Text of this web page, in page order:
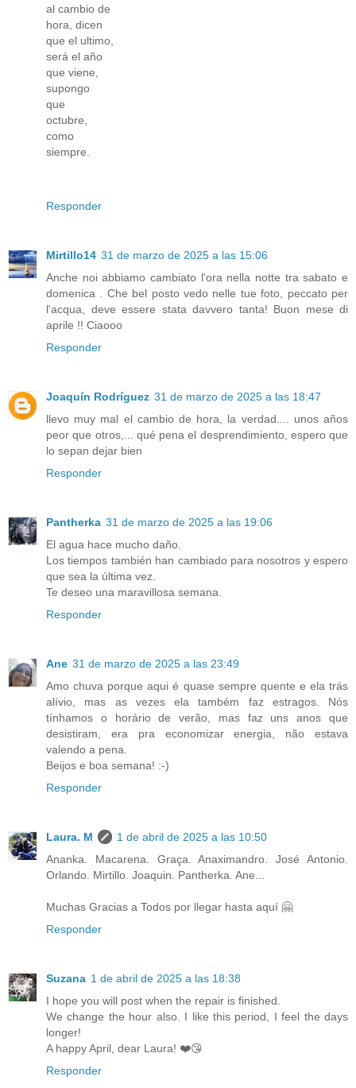
al cambio de
hora, dicen
que el ultimo,
será el año
que viene,
supongo
que
octubre,
como
siempre.
Responder
Mirtillo14 31 de marzo de 2025 a las 15:06
Anche noi abbiamo cambiato l'ora nella notte tra sabato e
domenica . Che bel posto vedo nelle tue foto, peccato per
l'acqua, deve essere stata davvero tanta! Buon mese di
aprile !! Ciaooo
Responder
Joaquín Rodríguez 31 de marzo de 2025 a las 18:47
llevo muy mal el cambio de hora, la verdad.... unos años
peor que otros,... qué pena el desprendimiento, espero que
lo sepan dejar bien
Responder
Pantherka 31 de marzo de 2025 a las 19:06
El agua hace mucho daño.
Los tiempos también han cambiado para nosotros y espero
que sea la última vez.
Te deseo una maravillosa semana.
Responder
Ane 31 de marzo de 2025 a las 23:49
Amo chuva porque aqui é quase sempre quente e ela trás
alívio, mas as vezes ela também faz estragos. Nós
tínhamos o horário de verão, mas faz uns anos que
desistiram, era pra economizar energia, não estava
valendo a pena.
Beijos e boa semana! :-)
Responder
Laura. M
1 de abril de 2025 a las 10:50
Ananka. Macarena. Graça. Anaximandro. José Antonio.
Orlando. Mirtillo. Joaquin. Pantherka. Ane...
Muchas Gracias a Todos por llegar hasta aquí 🤗
Responder
Suzana 1 de abril de 2025 a las 18:38
I hope you will post when the repair is finished.
We change the hour also. I like this period, I feel the days
longer!
A happy April, dear Laura! ❤️😘
Responder